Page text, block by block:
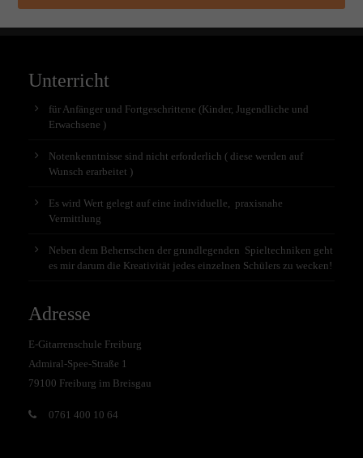
Unterricht
für Anfänger und Fortgeschrittene (Kinder, Jugendliche und
Erwachsene )
Notenkenntnisse sind nicht erforderlich ( diese werden auf
Wunsch erarbeitet )
Es wird Wert gelegt auf eine individuelle, praxisnahe
Vermittlung
Neben dem Beherrschen der grundlegenden Spieltechniken geht
es mir darum die Kreativität jedes einzelnen Schülers zu wecken!
Adresse
E-Gitarrenschule Freiburg
Admiral-Spee-Straße 1
79100 Freiburg im Breisgau
0761 400 10 64